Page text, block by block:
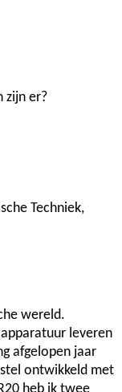
zijn er?
Techniek,
wereld.
leveren
afgelopen jaar
ontwikkeld met
heb ik twee